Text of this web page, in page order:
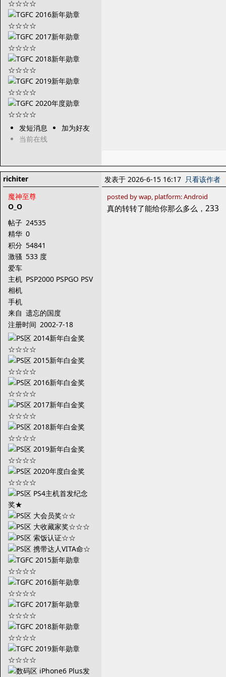
发短消息
加为好友
当前在线
richiter
魔神至尊
O_O
帖子 24535
精华 0
积分 54841
激骚 533 度
爱车
主机 PSP2000 PSPGO PSV
相机
手机
来自 遗忘的国度
注册时间 2002-7-18
发表于 2026-6-15 16:17 只看该作者
posted by wap, platform: Android
真的转转了能给你那么多么，233